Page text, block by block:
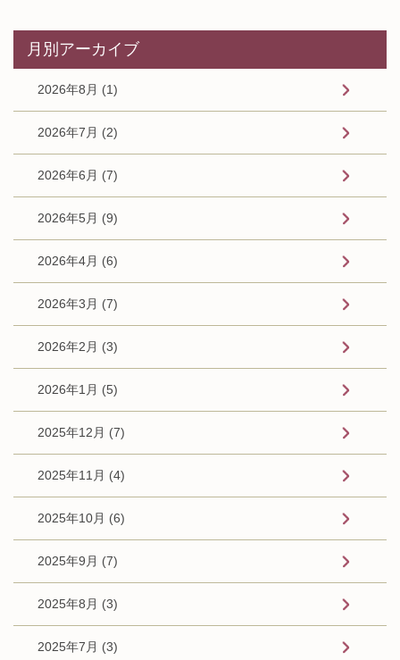
月別アーカイブ
2026年8月 (1)
2026年7月 (2)
2026年6月 (7)
2026年5月 (9)
2026年4月 (6)
2026年3月 (7)
2026年2月 (3)
2026年1月 (5)
2025年12月 (7)
2025年11月 (4)
2025年10月 (6)
2025年9月 (7)
2025年8月 (3)
2025年7月 (3)